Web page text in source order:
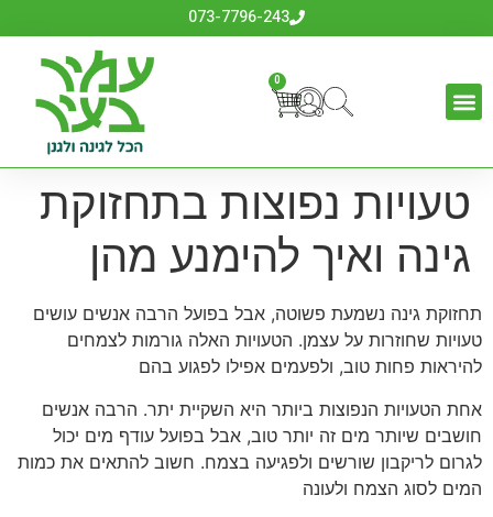
073-7796-243
0
טעויות נפוצות בתחזוקת
גינה ואיך להימנע מהן
תחזוקת גינה נשמעת פשוטה, אבל בפועל הרבה אנשים עושים
טעויות שחוזרות על עצמן. הטעויות האלה גורמות לצמחים
להיראות פחות טוב, ולפעמים אפילו לפגוע בהם
אחת הטעויות הנפוצות ביותר היא השקיית יתר. הרבה אנשים
חושבים שיותר מים זה יותר טוב, אבל בפועל עודף מים יכול
לגרום לריקבון שורשים ולפגיעה בצמח. חשוב להתאים את כמות
המים לסוג הצמח ולעונה